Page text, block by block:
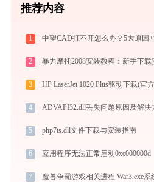
推荐内容
1 中望CAD打不开怎么办？5大原因
2 暴力摩托2008安装教程：新手下
3 HP LaserJet 1020 Plus驱动下载(官
4 ADVAPI32.dll丢失问题原因及解决
5 php7ts.dll文件下载与安装指南
6 应用程序无法正常启动0xc000000d
7